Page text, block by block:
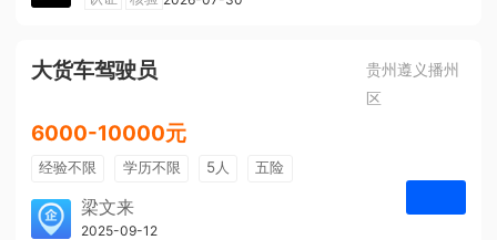
大货车驾驶员
贵州遵义播州
区
6000-10000元
经验不限 学历不限 5人
五险
免费培训
包住宿
梁文来
贵州璟琦物流有限公司
2025-09-12